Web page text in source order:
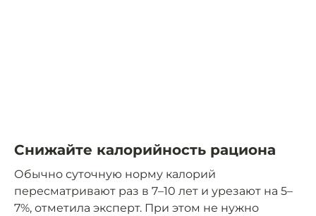
Снижайте калорийность рациона
Обычно суточную норму калорий
пересматривают раз в 7–10 лет и урезают на 5–
7%, отметила эксперт. При этом не нужно